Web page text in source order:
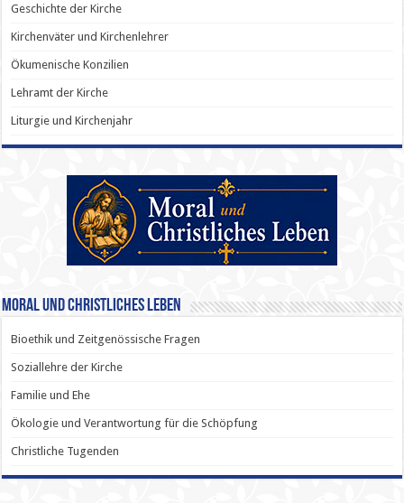
Geschichte der Kirche
Kirchenväter und Kirchenlehrer
Ökumenische Konzilien
Lehramt der Kirche
Liturgie und Kirchenjahr
Moral und Christliches Leben
Bioethik und Zeitgenössische Fragen
Soziallehre der Kirche
Familie und Ehe
Ökologie und Verantwortung für die Schöpfung
Christliche Tugenden